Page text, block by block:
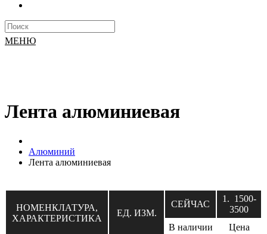
МЕНЮ
Лента алюминиевая
Алюминий
Лента алюминиевая
НОМЕНКЛАТУРА,
ХАРАКТЕРИСТИКА
ЕД. ИЗМ.
СЕЙЧАС
1. 1500-
3500
В наличии
Цена